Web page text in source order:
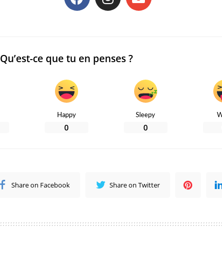
Qu’est-ce que tu en penses ?
Happy
0
Sleepy
0
Share on Facebook Share on Twitter